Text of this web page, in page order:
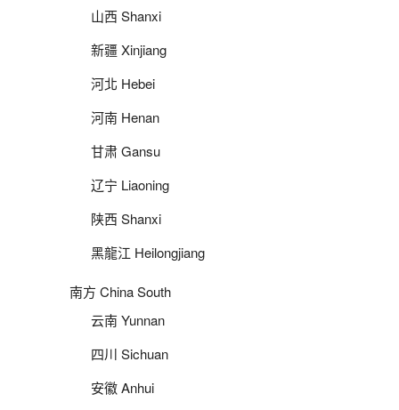
山西 Shanxi
新疆 Xinjiang
河北 Hebei
河南 Henan
甘肃 Gansu
辽宁 Liaoning
陕西 Shanxi
黑龍江 Heilongjiang
南方 China South
云南 Yunnan
四川 Sichuan
安徽 Anhui